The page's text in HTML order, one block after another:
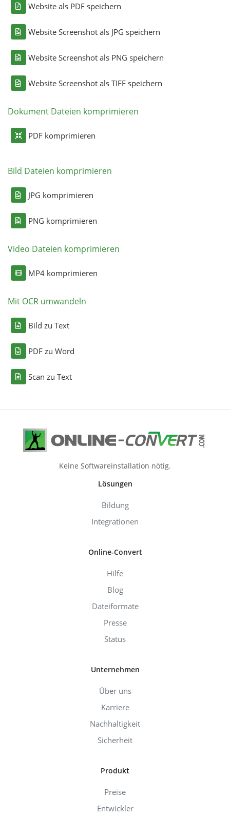
Website als PDF speichern
Website Screenshot als JPG speichern
Website Screenshot als PNG speichern
Website Screenshot als TIFF speichern
Dokument Dateien komprimieren
PDF komprimieren
Bild Dateien komprimieren
JPG komprimieren
PNG komprimieren
Video Dateien komprimieren
MP4 komprimieren
Mit OCR umwandeln
Bild zu Text
PDF zu Word
Scan zu Text
Keine Softwareinstallation nötig.
Lösungen
Bildung
Integrationen
Online-Convert
Hilfe
Blog
Dateiformate
Presse
Status
Unternehmen
Über uns
Karriere
Nachhaltigkeit
Sicherheit
Produkt
Preise
Entwickler